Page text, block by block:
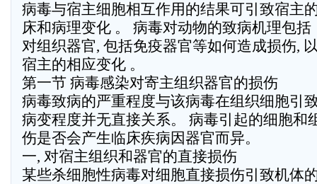
病毒与宿主细胞相互作用的结果可引致宿主
床和病理变化 。 病毒对动物的致病机理包括
对组织器官, 包括免疫器官等如何造成损伤,
宿主的相应变化 。
第一节 病毒感染对寄主组织器官的损伤
病毒致病的严重程度与该病毒在组织细胞引
病变程度并无直接关系。 病毒引起的细胞和
伤是否会产生临床疾病因器官而异。
一, 对宿主组织和器官的直接损伤
某些杀细胞性病毒对细胞直接损伤引致机体